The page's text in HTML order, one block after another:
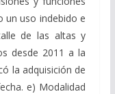
un uso indebido e
de las altas y
desde 2011 a la
la adquisición de
e) Modalidad